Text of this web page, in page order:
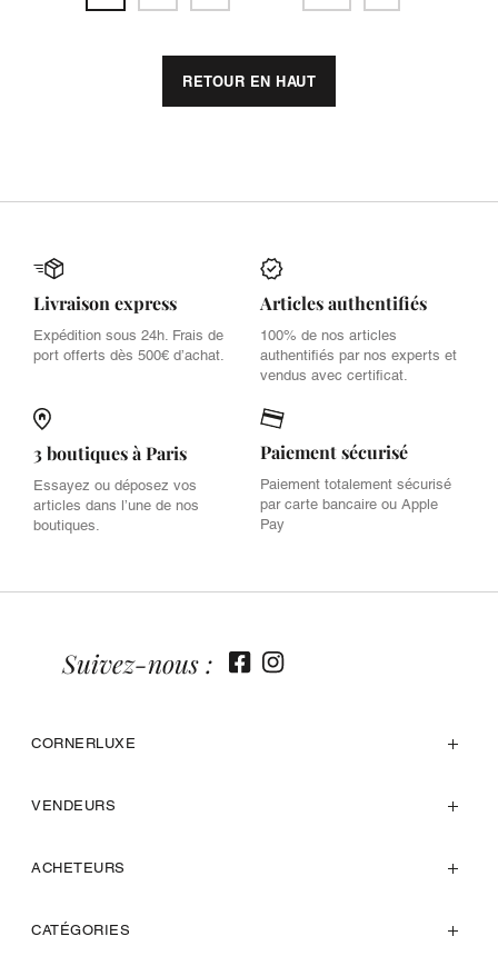
RETOUR EN HAUT
Livraison express
Expédition sous 24h. Frais de
port offerts dès 500€ d’achat.
Articles authentifiés
100% de nos articles
authentifiés par nos experts et
vendus avec certificat.
3 boutiques à Paris
Essayez ou déposez vos
articles dans l’une de nos
boutiques.
Paiement sécurisé
Paiement totalement sécurisé
par carte bancaire ou Apple
Pay
CORNERLUXE
VENDEURS
ACHETEURS
CATÉGORIES
Suivez-nous :